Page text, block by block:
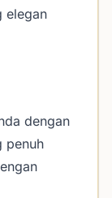
elegan
dengan
penuh